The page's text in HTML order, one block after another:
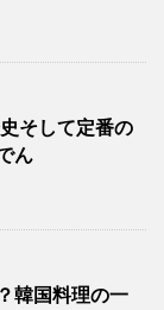
そして定番の
ん
韓国料理の一